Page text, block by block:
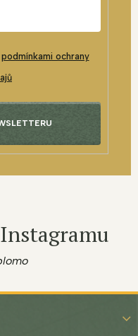
podmínkami ochrany